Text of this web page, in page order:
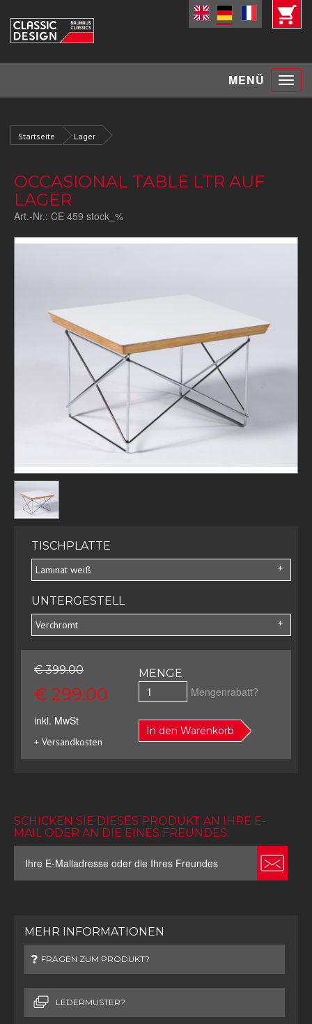
MENÜ Toggle
Startseite Lager
OCCASIONAL TABLE LTR AUF
LAGER
Art.-Nr.: CE 459 stock_%
TISCHPLATTE
Laminat weiß
UNTERGESTELL
Verchromt
€ 399.00
€ 299.00
inkl. MwSt
+ Versandkosten
MENGE
Mengenrabatt?
In den Warenkorb
SCHICKEN SIE DIESES PRODUKT AN IHRE E-
MAIL ODER AN DIE EINES FREUNDES:
MEHR INFORMATIONEN
FRAGEN ZUM PRODUKT?
LEDERMUSTER?